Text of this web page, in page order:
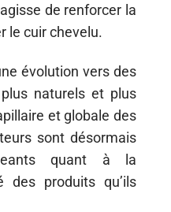
de renforcer la
le cuir chevelu.
évolution vers des
naturels et plus
et globale des
sont désormais
quant à la
des produits qu’ils